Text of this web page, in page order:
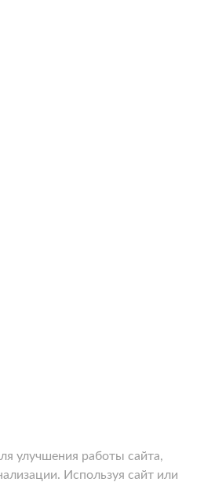
улучшения работы сайта,
Используя сайт или